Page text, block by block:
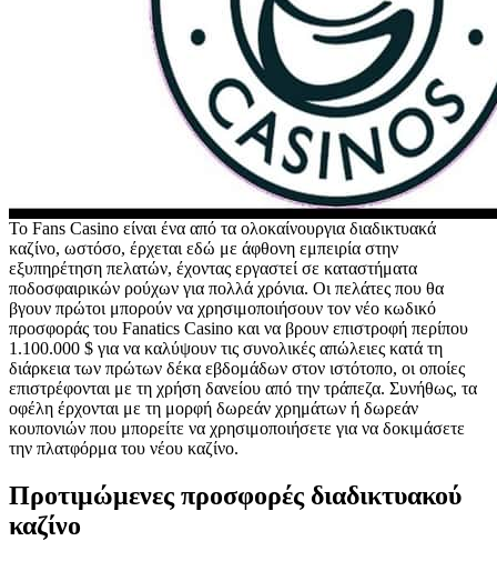
Το Fans Casino είναι ένα από τα ολοκαίνουργια διαδικτυακά
καζίνο, ωστόσο, έρχεται εδώ με άφθονη εμπειρία στην
εξυπηρέτηση πελατών, έχοντας εργαστεί σε καταστήματα
ποδοσφαιρικών ρούχων για πολλά χρόνια. Οι πελάτες που θα
βγουν πρώτοι μπορούν να χρησιμοποιήσουν τον νέο κωδικό
προσφοράς του Fanatics Casino και να βρουν επιστροφή περίπου
1.100.000 $ για να καλύψουν τις συνολικές απώλειες κατά τη
διάρκεια των πρώτων δέκα εβδομάδων στον ιστότοπο, οι οποίες
επιστρέφονται με τη χρήση δανείου από την τράπεζα. Συνήθως, τα
οφέλη έρχονται με τη μορφή δωρεάν χρημάτων ή δωρεάν
κουπονιών που μπορείτε να χρησιμοποιήσετε για να δοκιμάσετε
την πλατφόρμα του νέου καζίνο.
Προτιμώμενες προσφορές διαδικτυακού
καζίνο